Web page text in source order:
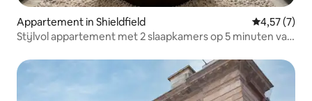
Appartement in Shieldfield
4,57 (7)
Stijlvol appartement met 2 slaapkamers op 5 minuten van